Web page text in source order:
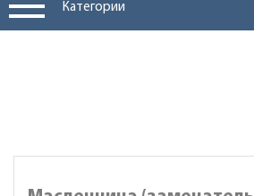
Категории